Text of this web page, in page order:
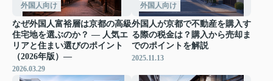
外国人向け
なぜ外国人富裕層は京都の高級
住宅地を選ぶのか？ ― 人気エ
リアと住まい選びのポイント
（2026年版）―
2026.03.29
外国人向け
外国人が京都で不動産を購入す
る際の税金は？購入から売却ま
でのポイントを解説
2025.11.13